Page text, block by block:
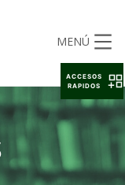
MENÚ
ACCESOS
RAPIDOS